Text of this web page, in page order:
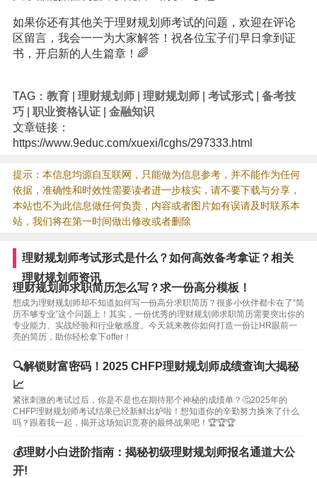
如果你还有其他关于理财规划师考试的问题，欢迎在评论
区留言，我会一一为大家解答！祝各位宝子们早日拿到证
书，开启新的人生篇章！🌈
TAG： 教育| 理财规划师| 理财规划师| 考试形式| 备考技
巧| 职业资格认证| 金融知识
文章链接：
https://www.9educ.com/xuexi/lcghs/297333.html
提示：本信息均源自互联网，只能做为信息参考，并不能作为任何
依据，准确性和时效性需要读者进一步核实，请不要下载与分享，
本站也不为此信息做任何负责，内容或者图片如有误请及时联系本
站，我们将在第一时间做出修改或者删除
理财规划师考试形式是什么？如何高效备考拿证？相关
理财规划师资讯
理财规划师求职简历怎么写？求一份高分模板！
想成为理财规划师却不知道如何写一份高分求职简历？很多小伙伴都卡在了“简
历不够专业”这个问题上！其实，一份优秀的理财规划师求职简历需要突出你的
专业能力、实战经验和行业敏感度。今天就来教你如何打造一份让HR眼前一
亮的简历，助你轻松拿下offer！
🔍解锁财富密码！2025 CHFP理财规划师成绩查询大揭秘
📈
紧张刺激的考试过后，你是不是也在期待那个神秘的成绩单？🤔2025年的
CHFP理财规划师考试结果已经新鲜出炉啦！想知道你的辛勤努力换来了什么
吗？跟着我一起，揭开这场知识竞赛的最终战果吧！🏆🏆🏆
💰理财小白进阶指南：揭秘初级理财规划师报名通道大公
开!